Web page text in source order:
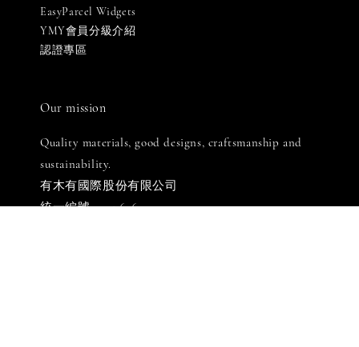
EasyParcel Widgets
YMY會員分級介紹
認證專區
Our mission
Quality materials, good designs, craftsmanship and
sustainability.
有木有國際股份有限公司
統一編號: 90576069